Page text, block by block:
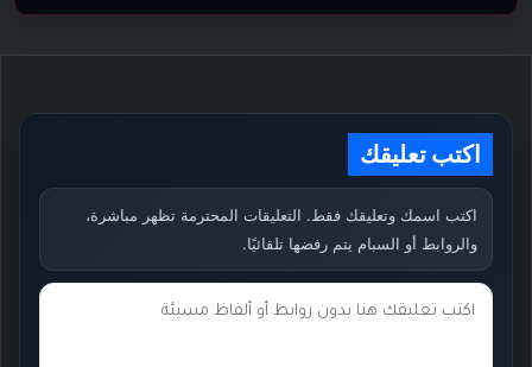
اكتب تعليقك
اكتب اسمك وتعليقك فقط. التعليقات المحترمة تظهر مباشرة،
والروابط أو السبام يتم رفضها تلقائيًا.
ت